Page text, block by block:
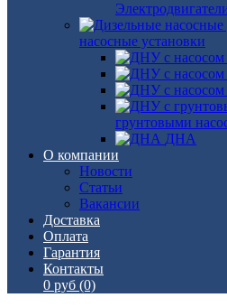
насосные установки
грунтовыми
ДНА
О компании
Новости
Статьи
Вакансии
Доставка
Оплата
Гарантия
Контакты
0 руб (0)